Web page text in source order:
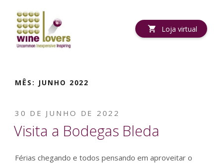
conteúdo
Loja virtual
MÊS: JUNHO 2022
PUBLICADO
EM
30 DE JUNHO DE 2022
Visita a Bodegas Bleda
Férias chegando e todos pensando em aproveitar o